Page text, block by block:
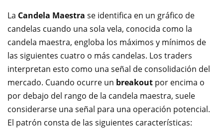
La Candela Maestra se identifica en un gráfico de
candelas cuando una sola vela, conocida como la
candela maestra, engloba los máximos y mínimos de
las siguientes cuatro o más candelas. Los traders
interpretan esto como una señal de consolidación del
mercado. Cuando ocurre un breakout por encima o
por debajo del rango de la candela maestra, suele
considerarse una señal para una operación potencial.
El patrón consta de las siguientes características: